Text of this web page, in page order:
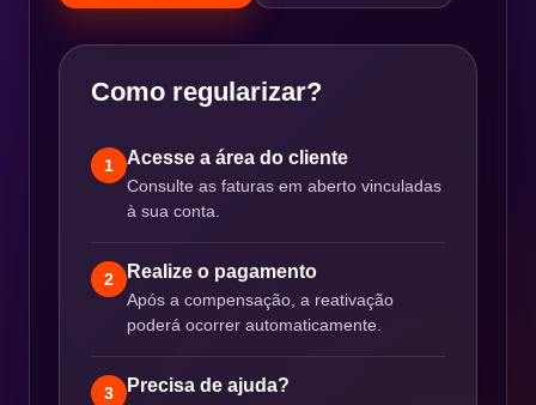
Como regularizar?
1 Acesse a área do cliente
Consulte as faturas em aberto vinculadas
à sua conta.
2 Realize o pagamento
Após a compensação, a reativação
poderá ocorrer automaticamente.
3 Precisa de ajuda?